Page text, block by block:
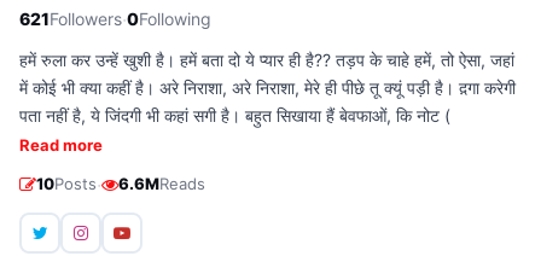
621Followers·0Following
हमें रुला कर उन्हें खुशी है। हमें बता दो ये प्यार ही है?? तड़प के चाहे हमें, तो ऐसा, जहां
में कोई भी क्या कहीं है। अरे निराशा, अरे निराशा, मेरे ही पीछे तू क्यूं पड़ी है। द़गा करेगी
पता नहीं है, ये जिंदगी भी कहां सगी है। बहुत सिखाया हैं बेवफाओं, कि नोट (
Read more
10Posts· 6.6MReads